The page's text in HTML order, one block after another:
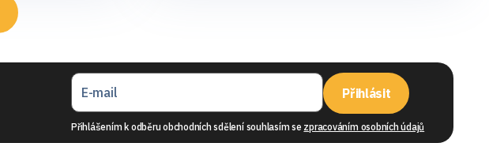
Přihlásit
Přihlášením k odběru obchodních sdělení souhlasím se zpracováním osobních údajů